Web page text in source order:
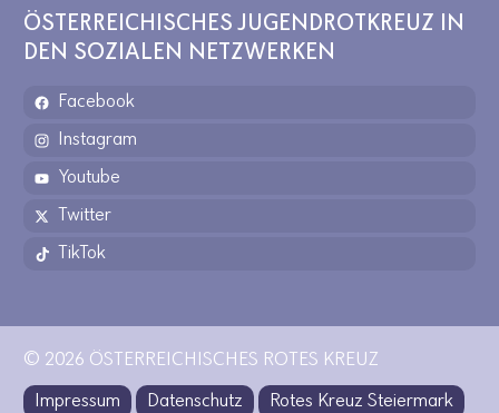
ÖSTERREICHISCHES JUGENDROTKREUZ IN
DEN SOZIALEN NETZWERKEN
Facebook
Instagram
Youtube
Twitter
TikTok
© 2026 ÖSTERREICHISCHES ROTES KREUZ
Impressum
Datenschutz Rotes Kreuz Steiermark